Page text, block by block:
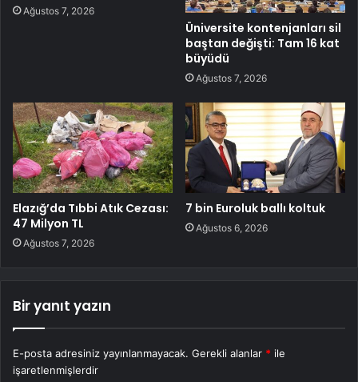
Ağustos 7, 2026
Üniversite kontenjanları sil
baştan değişti: Tam 16 kat
büyüdü
Ağustos 7, 2026
Elazığ’da Tıbbi Atık Cezası:
47 Milyon TL
Ağustos 7, 2026
7 bin Euroluk ballı koltuk
Ağustos 6, 2026
Bir yanıt yazın
E-posta adresiniz yayınlanmayacak. Gerekli alanlar * ile
işaretlenmişlerdir